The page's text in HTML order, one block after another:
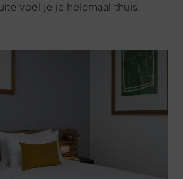
voel je je helemaal thuis.